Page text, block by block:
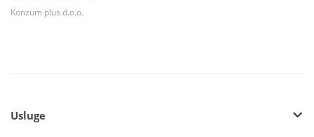
Konzum plus d.o.o.
Usluge